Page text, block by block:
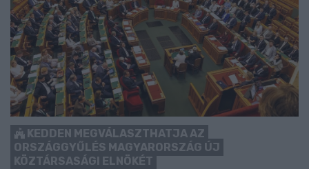
KEDDEN MEGVÁLASZTHATJA AZ
ORSZÁGGYŰLÉS MAGYARORSZÁG ÚJ
KÖZTÁRSASÁGI ELNÖKÉT